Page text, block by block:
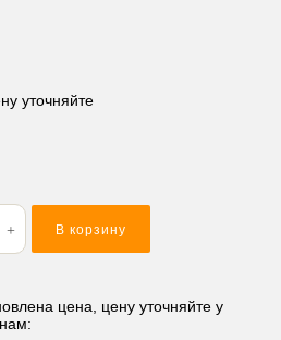
уточняйте
В корзину
цена, цену уточняйте у